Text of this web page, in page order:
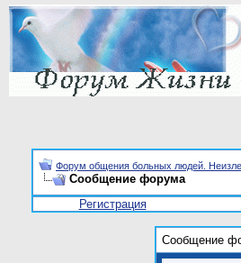
Форум общения больных людей.
Сообщение форума
Регистрация
Сообщение